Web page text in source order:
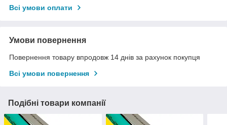
Всі умови оплати
Умови повернення
Повернення товару впродовж 14 днів за рахунок покупця
Всі умови повернення
Подібні товари компанії